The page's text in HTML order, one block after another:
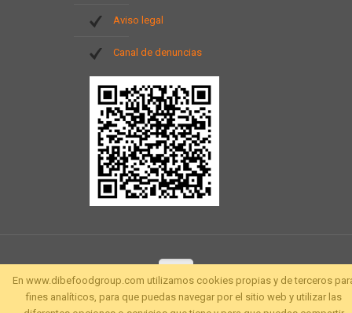
Aviso legal
Canal de denuncias
En www.dibefoodgroup.com utilizamos cookies propias y de terceros
fines analíticos, para que puedas navegar por el sitio web y utilizar las